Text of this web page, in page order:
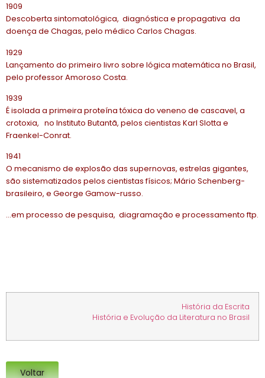
1909
Descoberta sintomatológica, diagnóstica e propagativa da
doença de Chagas, pelo médico Carlos Chagas.
1929
Lançamento do primeiro livro sobre lógica matemática no Brasil,
pelo professor Amoroso Costa.
1939
É isolada a primeira proteína tóxica do veneno de cascavel, a
crotoxia, no Instituto Butantã, pelos cientistas Karl Slotta e
Fraenkel-Conrat.
1941
O mecanismo de explosão das supernovas, estrelas gigantes,
são sistematizados pelos cientistas físicos; Mário Schenberg-
brasileiro, e George Gamow-russo.
…em processo de pesquisa, diagramação e processamento ftp.
História da Escrita
História e Evolução da Literatura no Brasil
Voltar